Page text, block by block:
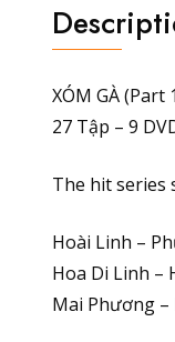
XÓM GÀ (Part
27 Tập – 9
The hit series
Hoài Linh –
Hoa Di Linh –
Mai Phương